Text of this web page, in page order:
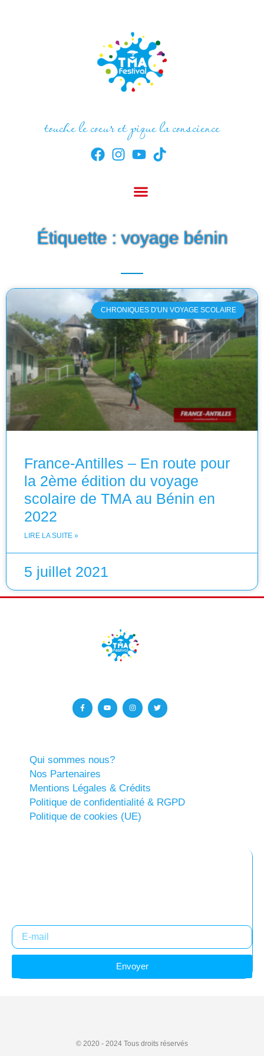
touche le coeur et pique la conscience
Étiquette : voyage bénin
CHRONIQUES D'UN VOYAGE SCOLAIRE
France-Antilles – En route pour
la 2ème édition du voyage
scolaire de TMA au Bénin en
2022
LIRE LA SUITE »
5 juillet 2021
Qui sommes nous?
Nos Partenaires
Mentions Légales & Crédits
Politique de confidentialité & RGPD
Politique de cookies (UE)
Envoyer
© 2020 - 2024 Tous droits réservés